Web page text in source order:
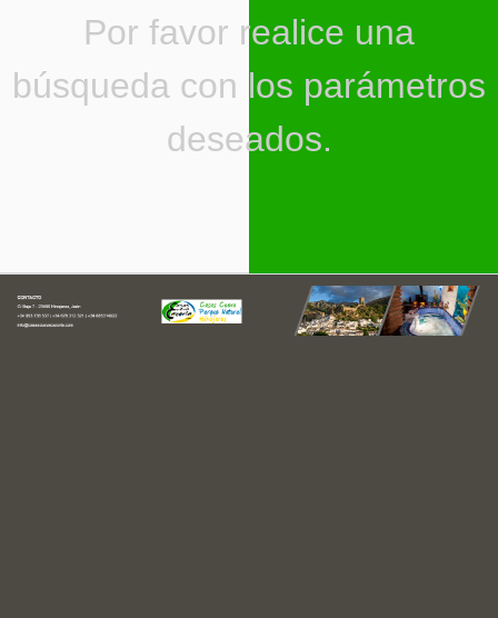
Por favor realice una
búsqueda con los parámetros
deseados.